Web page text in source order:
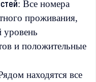
: Все номера
проживания,
уровень
и положительные
находятся все